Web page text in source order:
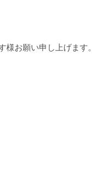
お願い申し上げます。